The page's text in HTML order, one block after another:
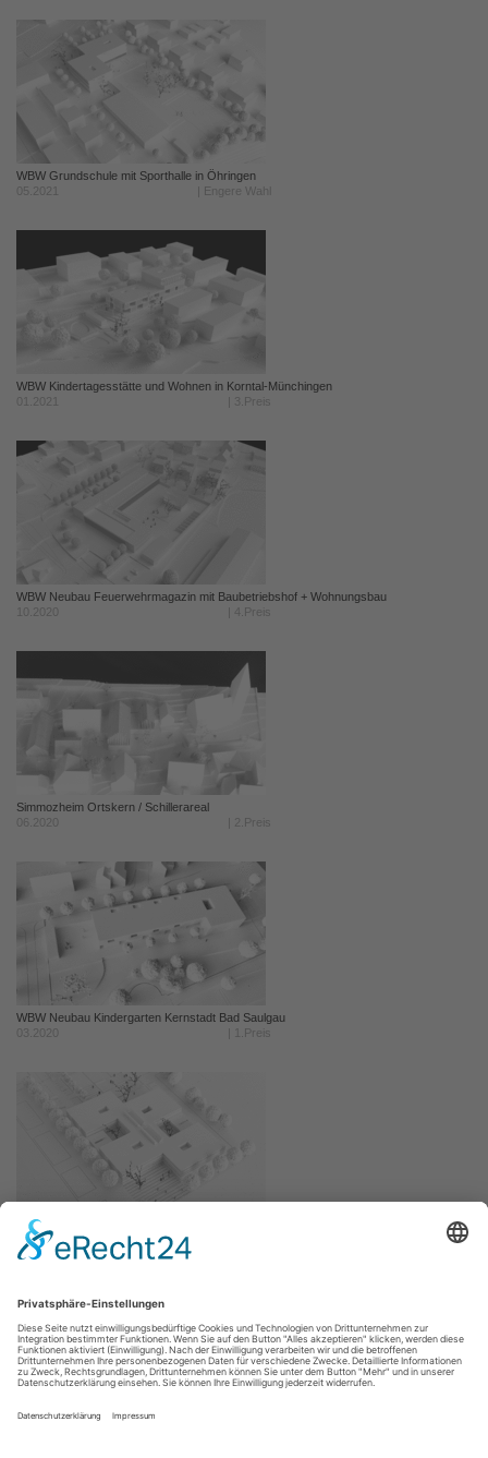
WBW Grundschule mit Sporthalle in Öhringen
05.2021
| Engere Wahl
WBW Kindertagesstätte und Wohnen in Korntal-Münchingen
| 3.Preis
WBW Neubau Feuerwehrmagazin mit Baubetriebshof + Wohnungsbau
| 4.Preis
Simmozheim Ortskern / Schillerareal
| 2.Preis
WBW Neubau Kindergarten Kernstadt Bad Saulgau
03.2020
| 1.Preis
WBW Astrid-Lindgren-Schule in Holzminden
02.2020